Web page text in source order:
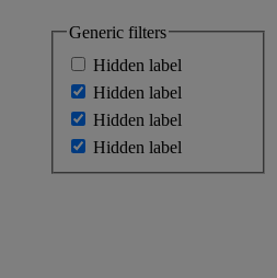
Generic filters
Hidden label
Hidden label
Hidden label
Hidden label